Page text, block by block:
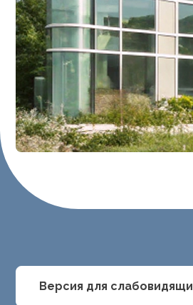
Версия для